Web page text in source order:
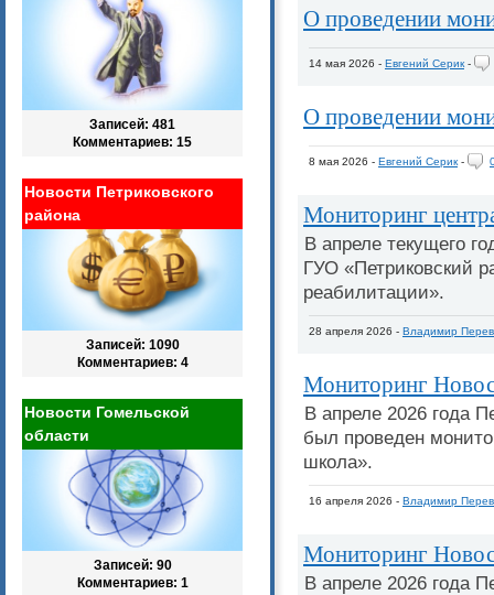
О проведении
14 мая 2026 - Евгений Серик -
О проведении
8 мая 2026 - Евгений Серик -
Мониторинг
В апреле текущего
ГУО «Петриковский
реабилитации».
28 апреля 2026 - Владимир
Мониторинг
В апреле 2026 года
был проведен
школа».
16 апреля 2026 - Владимир
Мониторинг
В апреле 2026 года
Записей: 481
Комментариев: 15
Новости Петриковского
района
Записей: 1090
Комментариев: 4
Новости Гомельской
области
Записей: 90
Комментариев: 1